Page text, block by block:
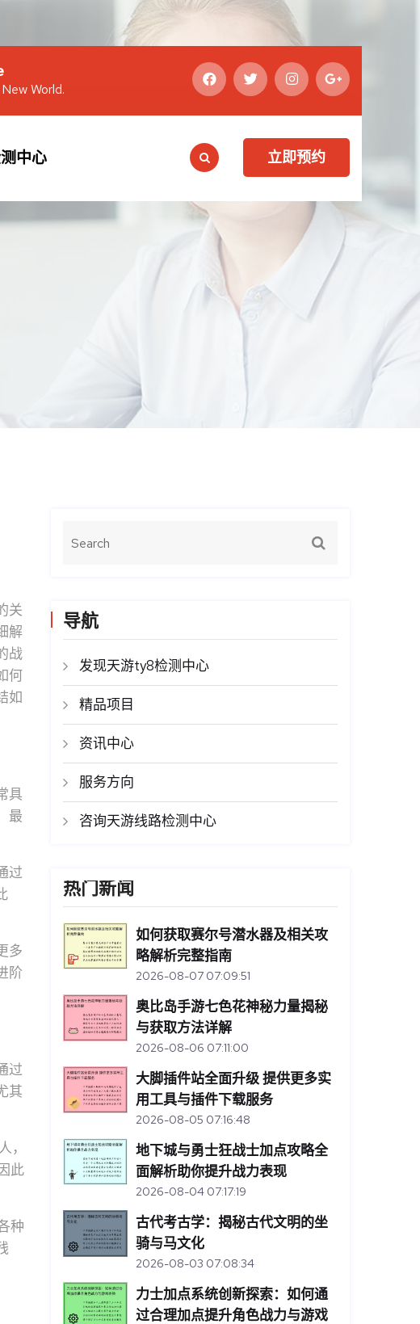
World.
中心 立即预约
关
解
战
何
如
具
最
过
多
阶
过
其
，
此
种
导航
发现天游ty8检测中心
精品项目
资讯中心
服务方向
咨询天游线路检测中心
热门新闻
如何获取赛尔号潜水器及相关攻
略解析完整指南
2026-08-07 07:09:51
奥比岛手游七色花神秘力量揭秘
与获取方法详解
2026-08-06 07:11:00
大脚插件站全面升级 提供更多实
用工具与插件下载服务
2026-08-05 07:16:48
地下城与勇士狂战士加点攻略全
面解析助你提升战力表现
2026-08-04 07:17:19
古代考古学：揭秘古代文明的坐
骑与马文化
2026-08-03 07:08:34
力士加点系统创新探索：如何通
过合理加点提升角色战力与游戏